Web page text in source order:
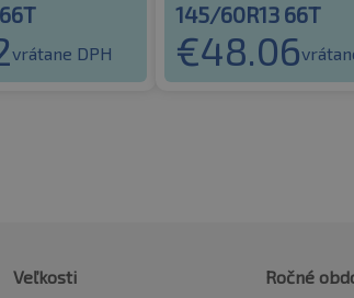
vrátane DPH
145/60R13 66T
€48.06
Veľkosti
Ročné